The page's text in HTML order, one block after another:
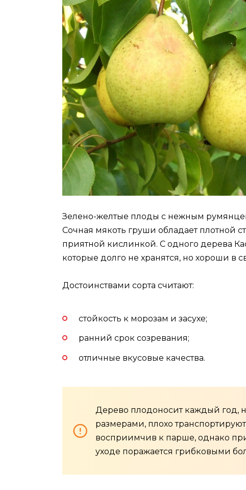
Зелено-желтые плоды с нежным румянцем,
Сочная мякоть груши обладает плотной
приятной кислинкой. С одного дерева
которые долго не хранятся, но хороши в
Достоинствами сорта считают:
стойкость к морозам и засухе;
ранний срок созревания;
отличные вкусовые качества.
Дерево плодоносит каждый год,
размерами, плохо
восприимчив к парше, однако
уходе поражается грибковыми